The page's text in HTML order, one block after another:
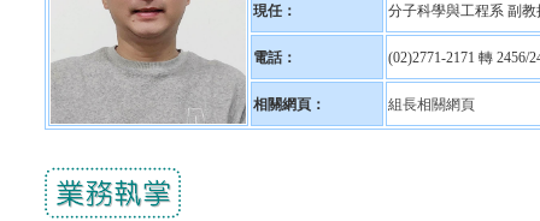
現任： 分子科學與工程系 副教
電話： (02)2771-2171 轉 2456/
相關網頁： 組長相關網頁